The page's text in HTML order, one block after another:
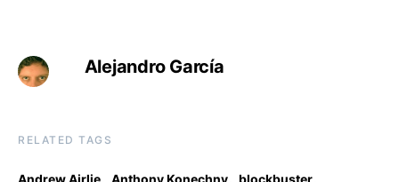
Alejandro García
RELATED TAGS